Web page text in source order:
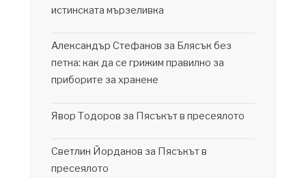
истинската мързеливка
Александър Стефанов за Блясък без
петна: как да се грижим правилно за
приборите за хранене
Явор Тодоров за Пясъкът в пресеялото
Светлин Йорданов за Пясъкът в
пресеялото